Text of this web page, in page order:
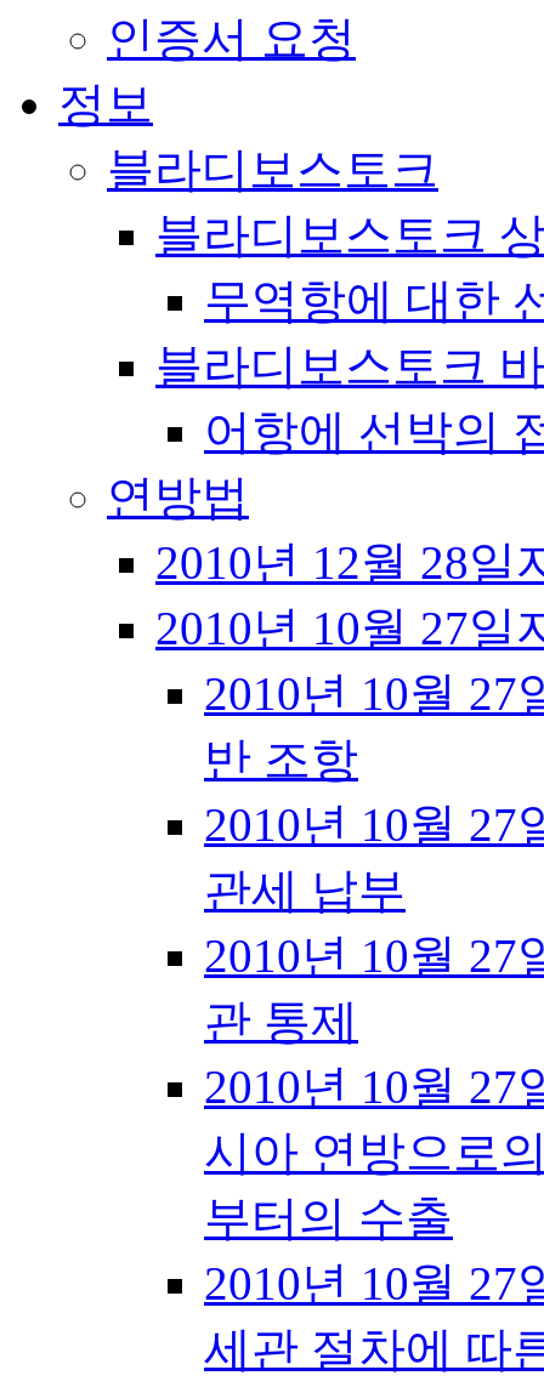
인증서 요청
정보
블라디보스토크
블라디보스토크
무역항에 대한
블라디보스토크
어항에 선박의
연방법
2010년 12월 28일
2010년 10월 27일
2010년 10월 27
반 조항
2010년 10월
관세 납부
2010년 10월
관 통제
2010년 10월 27
시아 연방으로
부터의 수출
2010년 10월 27
세관 절차에 따